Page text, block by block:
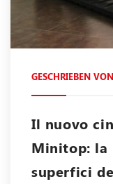
GESCHRIEBEN VON
Il nuovo
Minitop: la
superfici